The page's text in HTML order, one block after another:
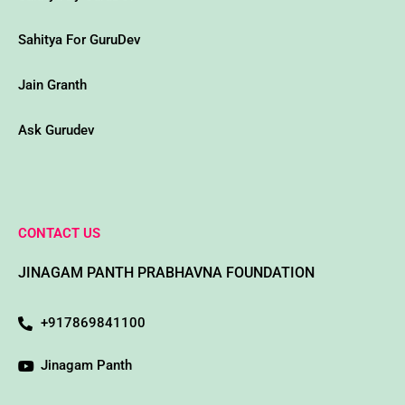
Sahitya For GuruDev
Jain Granth
Ask Gurudev
CONTACT US
JINAGAM PANTH PRABHAVNA FOUNDATION
+917869841100
Jinagam Panth